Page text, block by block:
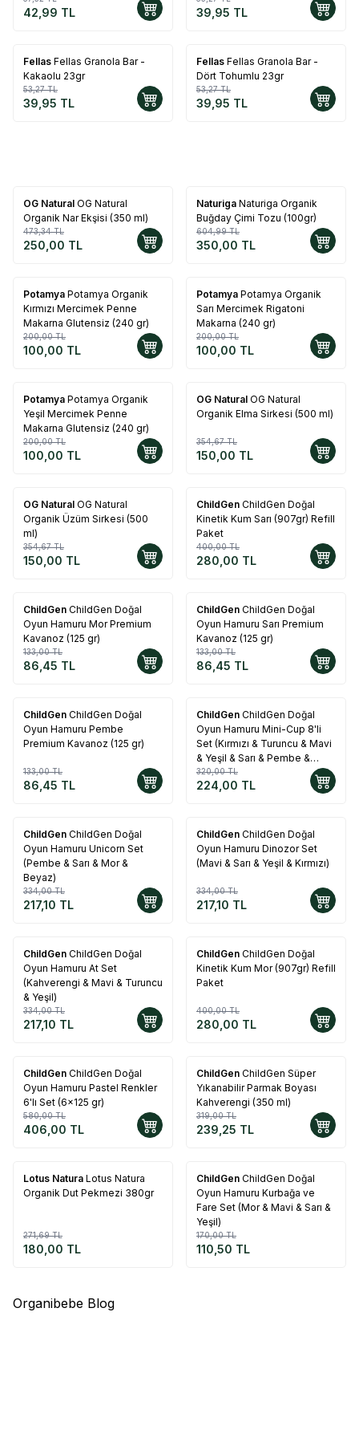
42,99 TL 39,95 TL
%25
Fellas Fellas Granola Bar -
Kakaolu 23gr
53,27TL
39,95 TL
%25
Fellas Fellas Granola Bar -
Dört Tohumlu 23gr
53,27TL
39,95 TL
%47
OG Natural OG Natural
Organik Nar Ekşisi (350 ml)
473,34TL
250,00 TL
%42
Naturiga Naturiga Organik
Buğday Çimi Tozu (100gr)
604,99TL
350,00 TL
%50
Potamya Potamya Organik
Kırmızı Mercimek Penne
Makarna Glutensiz (240 gr)
200,00TL
100,00 TL
%50
Potamya Potamya Organik
Sarı Mercimek Rigatoni
Makarna (240 gr)
200,00TL
100,00 TL
%50
Potamya Potamya Organik
Yeşil Mercimek Penne
Makarna Glutensiz (240 gr)
200,00TL
100,00 TL
%58
OG Natural OG Natural
Organik Elma Sirkesi (500 ml)
354,67TL
150,00 TL
%58
OG Natural OG Natural
Organik Üzüm Sirkesi (500
ml)
354,67TL
150,00 TL
%30
ChildGen ChildGen Doğal
Kinetik Kum Sarı (907gr) Refill
Paket
400,00TL
280,00 TL
%35
ChildGen ChildGen Doğal
Oyun Hamuru Mor Premium
Kavanoz (125 gr)
133,00TL
86,45 TL
%35
ChildGen ChildGen Doğal
Oyun Hamuru Sarı Premium
Kavanoz (125 gr)
133,00TL
86,45 TL
%35
ChildGen ChildGen Doğal
Oyun Hamuru Pembe
Premium Kavanoz (125 gr)
133,00TL
86,45 TL
%30
ChildGen ChildGen Doğal
Oyun Hamuru Mini-Cup 8'li
Set (Kırmızı & Turuncu & Mavi
& Yeşil & Sarı & Pembe &
Beyaz & Mor) (8x65 gr)
320,00TL
224,00 TL
%35
ChildGen ChildGen Doğal
Oyun Hamuru Unicorn Set
(Pembe & Sarı & Mor &
Beyaz)
334,00TL
217,10 TL
%35
ChildGen ChildGen Doğal
Oyun Hamuru Dinozor Set
(Mavi & Sarı & Yeşil & Kırmızı)
334,00TL
217,10 TL
%35
ChildGen ChildGen Doğal
Oyun Hamuru At Set
(Kahverengi & Mavi & Turuncu
& Yeşil)
334,00TL
217,10 TL
%30
ChildGen ChildGen Doğal
Kinetik Kum Mor (907gr) Refill
Paket
400,00TL
280,00 TL
%30
ChildGen ChildGen Doğal
Oyun Hamuru Pastel Renkler
6'lı Set (6x125 gr)
580,00TL
406,00 TL
%25
ChildGen ChildGen Süper
Yıkanabilir Parmak Boyası
Kahverengi (350 ml)
319,00TL
239,25 TL
%34
Lotus Natura Lotus Natura
Organik Dut Pekmezi 380gr
271,69TL
180,00 TL
%35
ChildGen ChildGen Doğal
Oyun Hamuru Kurbağa ve
Fare Set (Mor & Mavi & Sarı &
Yeşil)
170,00TL
110,50 TL
Organibebe Blog